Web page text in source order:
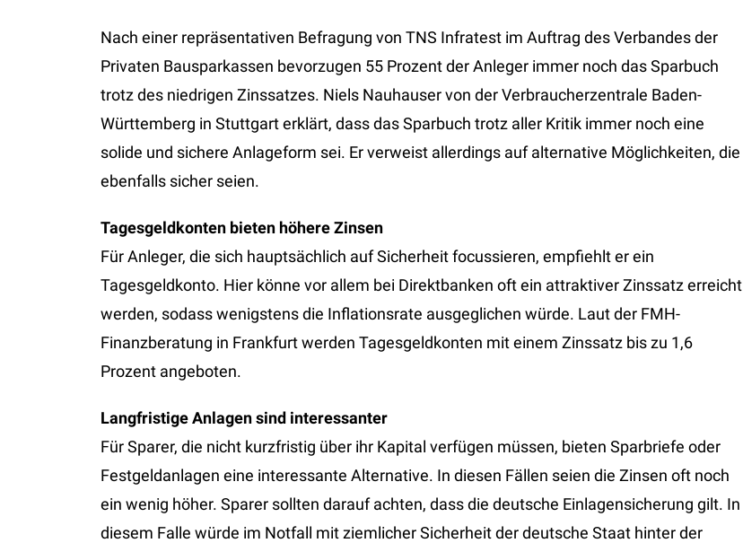
Nach einer repräsentativen Befragung von TNS Infratest im Auftrag des Verbandes der
Privaten Bausparkassen bevorzugen 55 Prozent der Anleger immer noch das Sparbuch
trotz des niedrigen Zinssatzes. Niels Nauhauser von der Verbraucherzentrale Baden-
Württemberg in Stuttgart erklärt, dass das Sparbuch trotz aller Kritik immer noch eine
solide und sichere Anlageform sei. Er verweist allerdings auf alternative Möglichkeiten, die
ebenfalls sicher seien.
Tagesgeldkonten bieten höhere Zinsen
Für Anleger, die sich hauptsächlich auf Sicherheit focussieren, empfiehlt er ein
Tagesgeldkonto. Hier könne vor allem bei Direktbanken oft ein attraktiver Zinssatz erreicht
werden, sodass wenigstens die Inflationsrate ausgeglichen würde. Laut der FMH-
Finanzberatung in Frankfurt werden Tagesgeldkonten mit einem Zinssatz bis zu 1,6
Prozent angeboten.
Langfristige Anlagen sind interessanter
Für Sparer, die nicht kurzfristig über ihr Kapital verfügen müssen, bieten Sparbriefe oder
Festgeldanlagen eine interessante Alternative. In diesen Fällen seien die Zinsen oft noch
ein wenig höher. Sparer sollten darauf achten, dass die deutsche Einlagensicherung gilt. In
diesem Falle würde im Notfall mit ziemlicher Sicherheit der deutsche Staat hinter der